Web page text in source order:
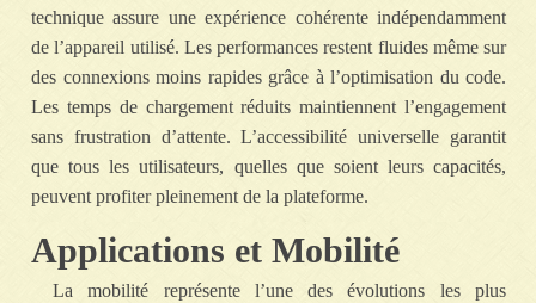
technique assure une expérience cohérente indépendamment
de l’appareil utilisé. Les performances restent fluides même sur
des connexions moins rapides grâce à l’optimisation du code.
Les temps de chargement réduits maintiennent l’engagement
sans frustration d’attente. L’accessibilité universelle garantit
que tous les utilisateurs, quelles que soient leurs capacités,
peuvent profiter pleinement de la plateforme.
Applications et Mobilité
La mobilité représente l’une des évolutions les plus